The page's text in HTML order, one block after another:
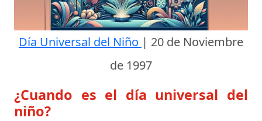
Día Universal del Niño | 20 de Noviembre
de 1997
¿Cuando es el día universal del
niño?